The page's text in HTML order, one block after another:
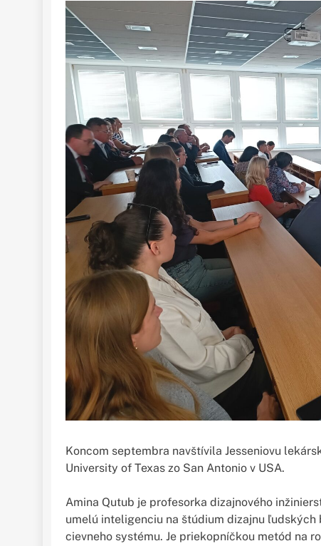
Koncom septembra navštívila Jesseniovu
University of Texas zo San Antonio v USA.
Amina Qutub je profesorka dizajnového
umelú inteligenciu na štúdium dizajnu
cievneho systému. Je priekopníčkou metód na